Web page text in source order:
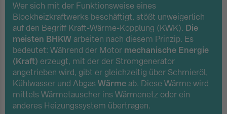
Wer sich mit der Funktionsweise eines
Blockheizkraftwerks beschäftigt, stößt unweigerlich
auf den Begriff Kraft-Wärme-Kopplung (KWK). Die
meisten BHKW arbeiten nach diesem Prinzip. Es
bedeutet: Während der Motor mechanische Energie
(Kraft) erzeugt, mit der der Stromgenerator
angetrieben wird, gibt er gleichzeitig über Schmieröl,
Kühlwasser und Abgas Wärme ab. Diese Wärme wird
mittels Wärmetauscher ins Wärmenetz oder ein
anderes Heizungssystem übertragen.